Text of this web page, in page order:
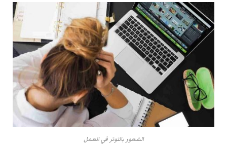
الشعور بالتوتر في العمل